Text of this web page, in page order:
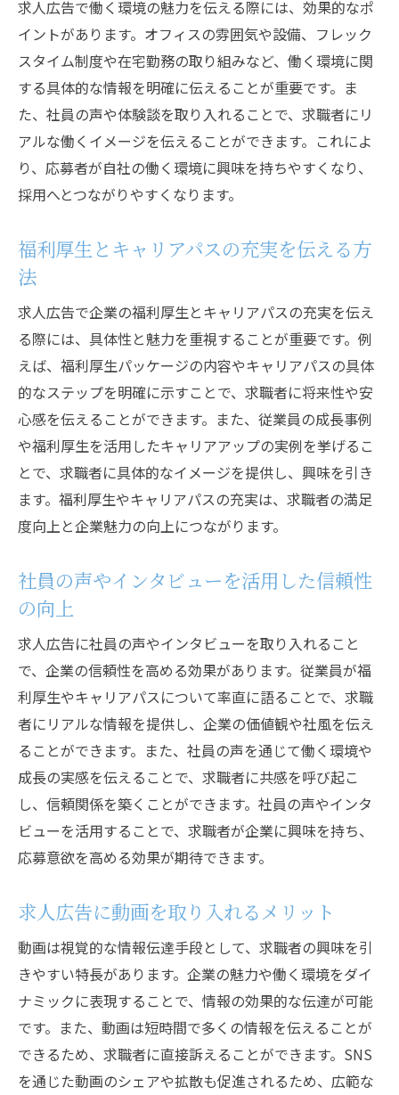
求人広告で働く環境の魅力を伝える際には、効果的なポ
イントがあります。オフィスの雰囲気や設備、フレック
スタイム制度や在宅勤務の取り組みなど、働く環境に関
する具体的な情報を明確に伝えることが重要です。ま
た、社員の声や体験談を取り入れることで、求職者にリ
アルな働くイメージを伝えることができます。これによ
り、応募者が自社の働く環境に興味を持ちやすくなり、
採用へとつながりやすくなります。
福利厚生とキャリアパスの充実を伝える方
法
求人広告で企業の福利厚生とキャリアパスの充実を伝え
る際には、具体性と魅力を重視することが重要です。例
えば、福利厚生パッケージの内容やキャリアパスの具体
的なステップを明確に示すことで、求職者に将来性や安
心感を伝えることができます。また、従業員の成長事例
や福利厚生を活用したキャリアアップの実例を挙げるこ
とで、求職者に具体的なイメージを提供し、興味を引き
ます。福利厚生やキャリアパスの充実は、求職者の満足
度向上と企業魅力の向上につながります。
社員の声やインタビューを活用した信頼性
の向上
求人広告に社員の声やインタビューを取り入れること
で、企業の信頼性を高める効果があります。従業員が福
利厚生やキャリアパスについて率直に語ることで、求職
者にリアルな情報を提供し、企業の価値観や社風を伝え
ることができます。また、社員の声を通じて働く環境や
成長の実感を伝えることで、求職者に共感を呼び起こ
し、信頼関係を築くことができます。社員の声やインタ
ビューを活用することで、求職者が企業に興味を持ち、
応募意欲を高める効果が期待できます。
求人広告に動画を取り入れるメリット
動画は視覚的な情報伝達手段として、求職者の興味を引
きやすい特長があります。企業の魅力や働く環境をダイ
ナミックに表現することで、情報の効果的な伝達が可能
です。また、動画は短時間で多くの情報を伝えることが
できるため、求職者に直接訴えることができます。SNS
を通じた動画のシェアや拡散も促進されるため、広範な